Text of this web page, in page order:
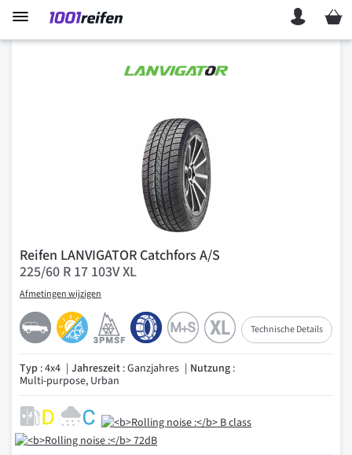
Mein
Reifen LANVIGATOR Catchfors A/S
225/60 R 17 103V XL
Afmetingen wijzigen
Technische Details
Typ : 4x4 Jahreszeit : Ganzjahres Nutzung :
Multi-purpose, Urban